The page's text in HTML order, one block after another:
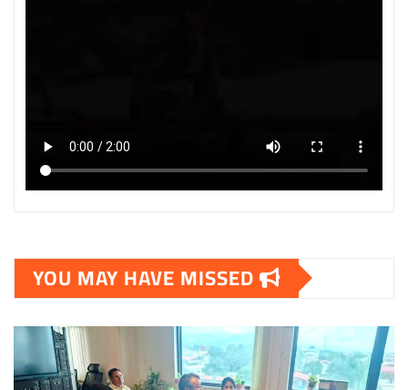
YOU MAY HAVE MISSED